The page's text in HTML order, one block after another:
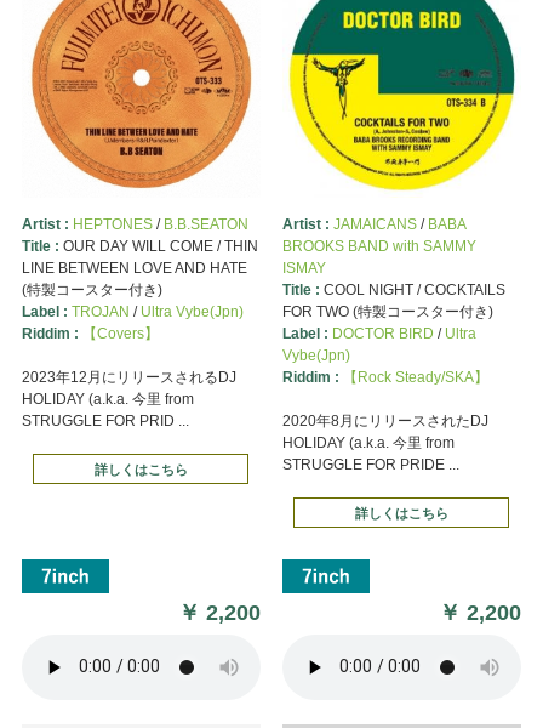
Artist : HEPTONES/ B.B.SEATON
Title : OUR DAY WILL COME / THIN
LINE BETWEEN LOVE AND HATE
(特製コースター付き)
Label : TROJAN / Ultra Vybe(Jpn)
Riddim :
【Covers】
2023年12月にリリースされるDJ
HOLIDAY (a.k.a. 今里 from
STRUGGLE FOR PRID ...
詳しくはこちら
￥2,200
Artist : JAMAICANS/ BABA
BROOKS BAND with SAMMY
ISMAY
Title : COOL NIGHT / COCKTAILS
FOR TWO (特製コースター付き)
Label : DOCTOR BIRD / Ultra
Vybe(Jpn)
Riddim :
【Rock Steady/SKA】
2020年8月にリリースされたDJ
HOLIDAY (a.k.a. 今里 from
STRUGGLE FOR PRIDE ...
詳しくはこちら
￥2,200